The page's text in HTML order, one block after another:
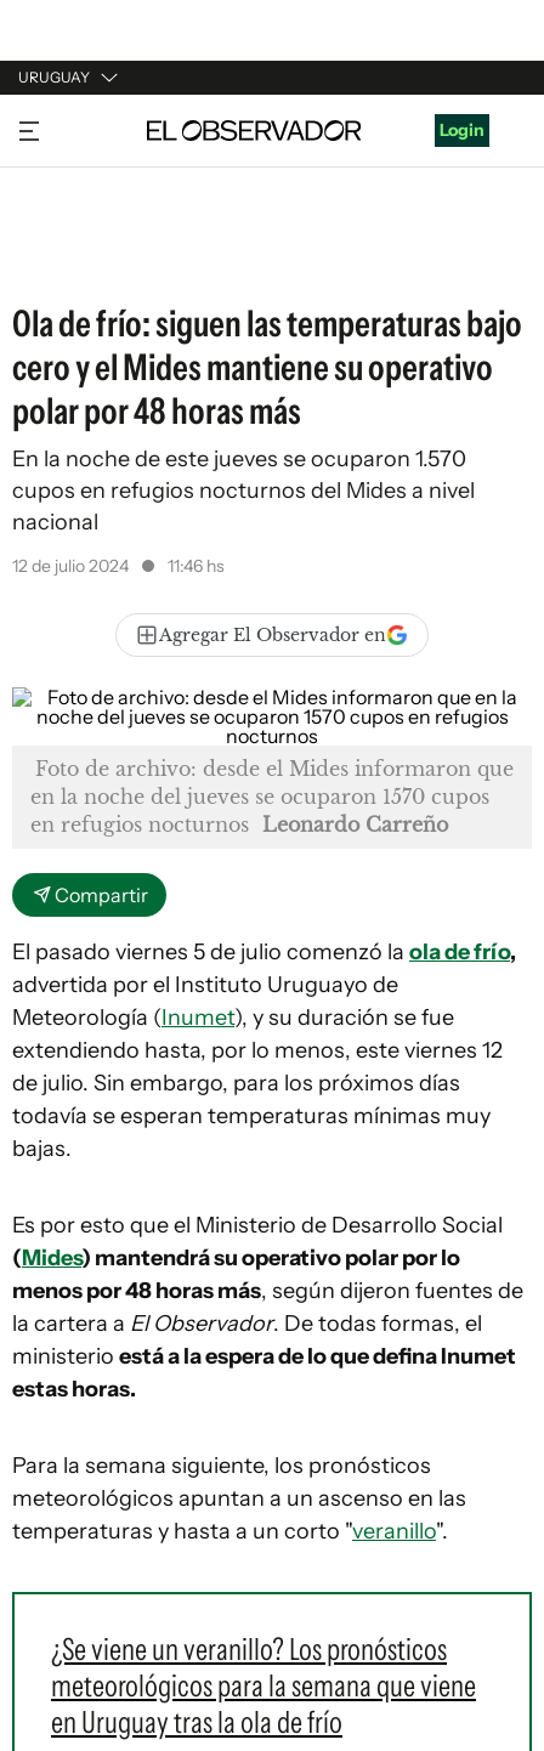
URUGUAY
URUGUAY
ARGENTINA
Login
Ola de frío: siguen las temperaturas bajo
cero y el Mides mantiene su operativo
polar por 48 horas más
En la noche de este jueves se ocuparon 1.570
cupos en refugios nocturnos del Mides a nivel
nacional
12 de julio 2024 11:46 hs
Agregar El Observador en
Foto de archivo: desde el Mides informaron que
en la noche del jueves se ocuparon 1570 cupos
en refugios nocturnos Leonardo Carreño
Compartir
El pasado viernes 5 de julio comenzó la ola de frío,
advertida por el Instituto Uruguayo de
Meteorología (Inumet), y su duración se fue
extendiendo hasta, por lo menos, este viernes 12
de julio. Sin embargo, para los próximos días
todavía se esperan temperaturas mínimas muy
bajas.
Es por esto que el Ministerio de Desarrollo Social
(Mides) mantendrá su operativo polar por lo
menos por 48 horas más, según dijeron fuentes de
la cartera a El Observador. De todas formas, el
ministerio está a la espera de lo que defina Inumet
estas horas.
Para la semana siguiente, los pronósticos
meteorológicos apuntan a un ascenso en las
temperaturas y hasta a un corto "veranillo".
¿Se viene un veranillo? Los pronósticos
meteorológicos para la semana que viene
en Uruguay tras la ola de frío